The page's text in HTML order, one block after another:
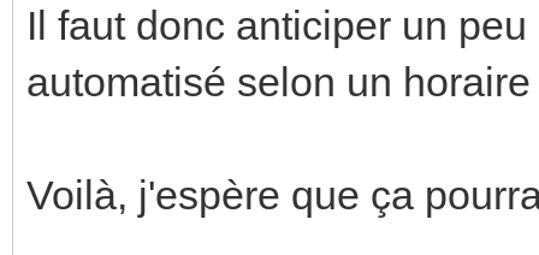
Il faut donc anticiper un
automatisé selon un
Voilà, j'espère que ça